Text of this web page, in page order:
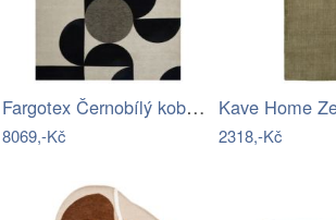
Fargotex Černobílý koberec Mono 160 x…
8069,-Kč 2318,-Kč